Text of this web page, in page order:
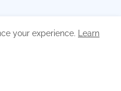
your experience.
Learn